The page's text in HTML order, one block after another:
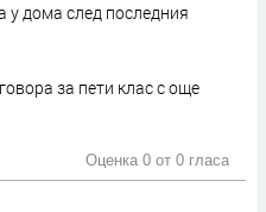
у дома след последния
за пети клас с още
Оценка 0 от 0 гласа